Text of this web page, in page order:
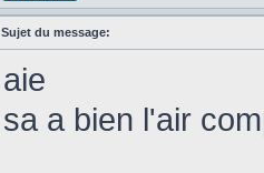
Sujet du message:
aie
sa a bien l'air